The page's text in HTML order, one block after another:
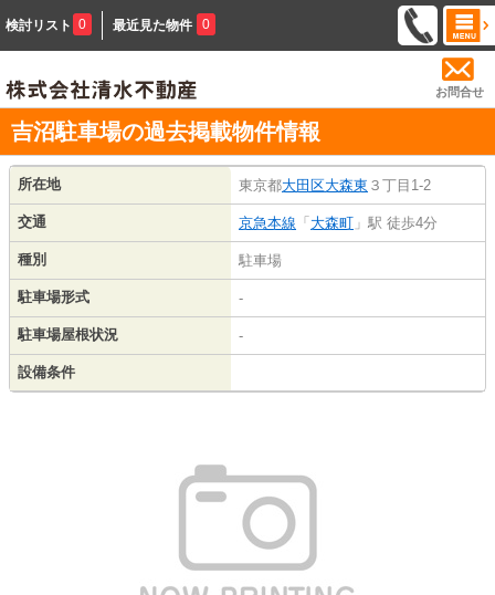
検討リスト 0 最近見た物件 0
お問合せ
吉沼駐車場の過去掲載物件情報
所在地 東京都大田区大森東 ３丁目1-2
交通 京急本線 「 大森町 」駅 徒歩4分
種別 駐車場
駐車場形式 -
駐車場屋根状況 -
設備条件